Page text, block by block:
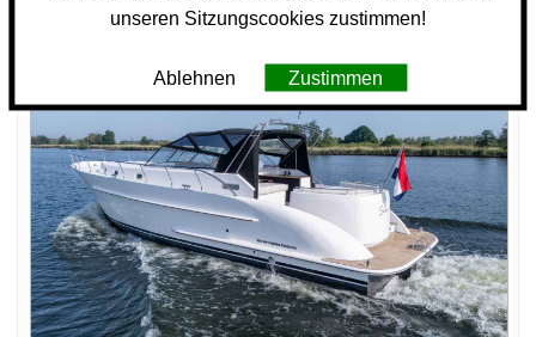
unseren Sitzungscookies zustimmen!
Ablehnen Zustimmen